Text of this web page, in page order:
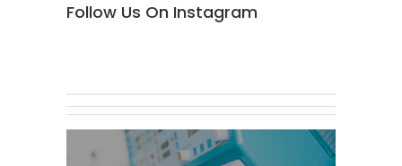
Follow Us On Instagram